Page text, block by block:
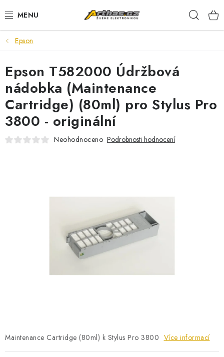
na
TELEFONY, TABLETY
POČÍTAČE, NOTEBOOKY
PRO HRÁČE
ELEKTRONIKA
Epson
Maintenance Cartridge (80ml) k Stylus Pro 3800 Více informací
Epson T582000 Údržbová
nádobka (Maintenance
Cartridge) (80ml) pro Stylus Pro
3800 - originální
Neohodnoceno Podrobnosti hodnocení